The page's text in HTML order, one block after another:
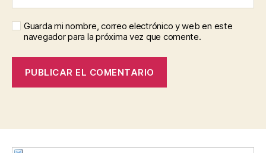
Guarda mi nombre, correo electrónico y web en este
navegador para la próxima vez que comente.